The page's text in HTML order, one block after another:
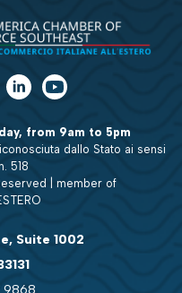
from 9am to 5pm
dallo Stato ai sensi
518
| member of
Suite 1002